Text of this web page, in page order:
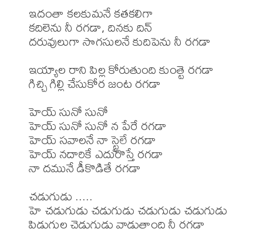
ఇదంతా కలకుమనే కతకలిగా
కదిలెను నీ రగడా, దినకు దిన్
దరువులుగా సొగసులనే కుదిపెను నీ రగడా
ఇయ్యాల రాని పిల్ల కోరుతుంది కుంత్టె రగడా
గిచ్చి గిల్లి చేసుకోర జంట రగడా
హెయ్ సునో సునో
హెయ్ సునో సునో న పేరే రగడా
హెయ్ సవాలనే నా స్టైలే రగడా
హెయ్ నదారికే ఎదురొస్తే రగడా
నా దమునే డీకొడితే రగడా
చడుగుడు .....
హె చడుగుడు చడుగుడు చడుగుడు చడుగుడు
పిడుగుల చెడుగుడు వాడుతాంది నీ రగడా